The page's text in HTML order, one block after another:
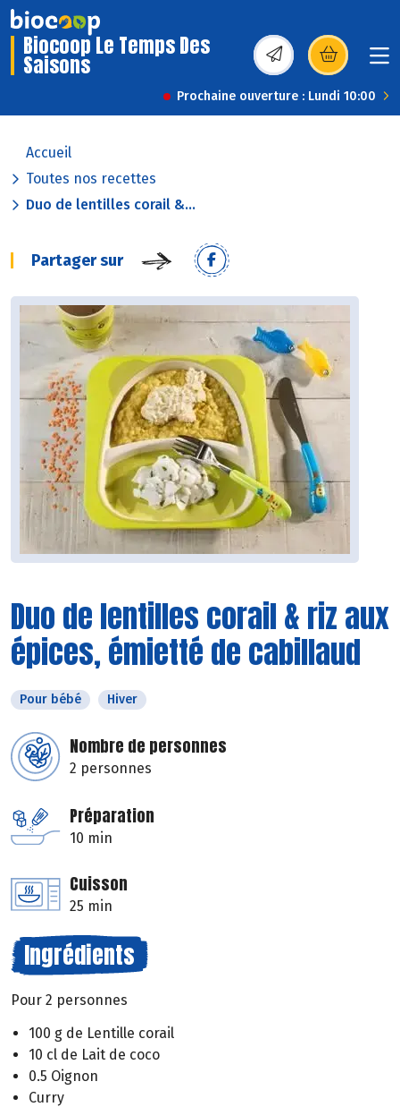
Biocoop Le Temps Des
Saisons (s’ouvre dans une
Prochaine ouverture : Lundi 10:00
Accueil
Toutes nos recettes
Duo de lentilles corail &...
Partager sur
Duo de lentilles corail & riz aux
épices, émietté de cabillaud
Pour bébé Hiver
Nombre de personnes
2 personnes
Préparation
10 min
Cuisson
25 min
Ingrédients
Pour 2 personnes
100 g de Lentille corail
10 cl de Lait de coco
0.5 Oignon
Curry